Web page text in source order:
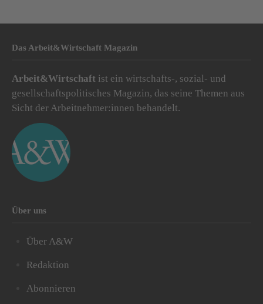
Das Arbeit&Wirtschaft Magazin
Arbeit&Wirtschaft ist ein wirtschafts-, sozial- und
gesellschaftspolitisches Magazin, das seine Themen aus
Sicht der Arbeitnehmer:innen behandelt.
Über uns
Über A&W
Redaktion
Abonnieren